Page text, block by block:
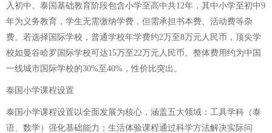
入初中。泰国基础教育阶段包含小学至高中共12年，其中小学至初中9
年为义务教育，学生无需缴纳学费，但需承担书本费、活动费等杂
费。若选择国际学校，普通学校年学费约2万至8万元人民币，顶尖学
校如曼谷哈罗国际学校可达15万至22万元人民币。整体费用约为中国
一线城市国际学校的30%至40%，性价比突出。
泰国小学课程设置
泰国小学课程设置以全面发展为核心，涵盖五大领域：工具学科（泰
语、数学）强化基础能力；生活体验课程通过科学方法解决实际问